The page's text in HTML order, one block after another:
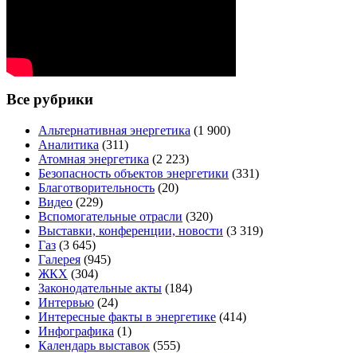
Все рубрики
Альтернативная энергетика (1 900)
Аналитика (311)
Атомная энергетика (2 223)
Безопасность объектов энергетики (331)
Благотворительность (20)
Видео (229)
Вспомогательные отрасли (320)
Выставки, конференции, новости (3 319)
Газ (3 645)
Галерея (945)
ЖКХ (304)
Законодательные акты (184)
Интервью (24)
Интересные факты в энергетике (414)
Инфографика (1)
Календарь выставок (555)